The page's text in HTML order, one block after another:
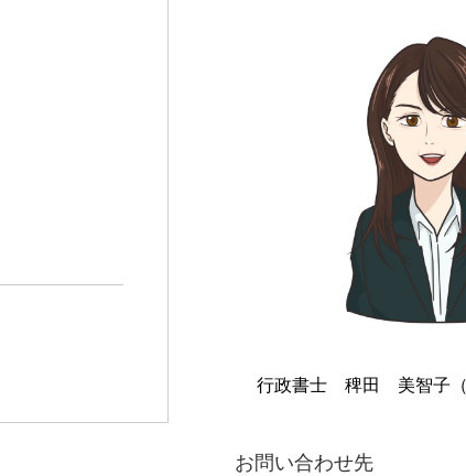
行政書士 稗田 美智子（
お問い合わせ先